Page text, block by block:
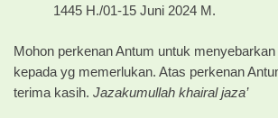
1445 H./01-15 Juni 2024 M.
Mohon perkenan Antum untuk
kepada yg memerlukan. Atas perkenan
terima kasih. Jazakumullah khairal jaza’